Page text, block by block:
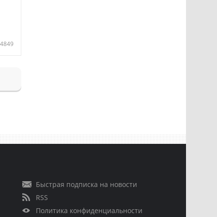
4849
Быстрая подписка на новости
RSS
Политика конфиденциальности